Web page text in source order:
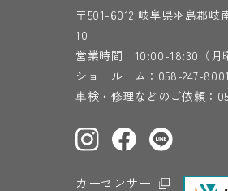
〒501-6012 岐阜県羽島郡岐
10
営業時間 10:00-18:30（月
ショールーム： 058-247-8001
車検・修理などのご依頼：
カーセンサー